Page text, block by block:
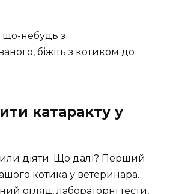
небудь з
біжіть з котиком до
катаракту у
діяти. Що далі? Перший
котика у ветеринара.
огляд, лабораторні тести,